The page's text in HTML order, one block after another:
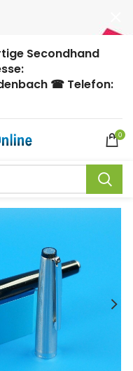
Secondhand
☎ Telefon:
0